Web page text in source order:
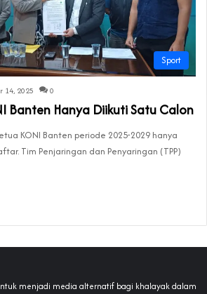
Sport
14, 2025 0
Banten Hanya Diikuti Satu Calon
KONI Banten periode 2025-2029 hanya
Tim Penjaringan dan Penyaringan (TPP)
menjadi media alternatif bagi khalayak dalam